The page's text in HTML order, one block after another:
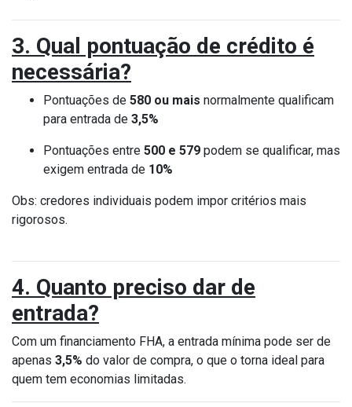
3. Qual pontuação de crédito é
necessária?
Pontuações de 580 ou mais normalmente qualificam
para entrada de 3,5%
Pontuações entre 500 e 579 podem se qualificar, mas
exigem entrada de 10%
Obs: credores individuais podem impor critérios mais
rigorosos.
4. Quanto preciso dar de
entrada?
Com um financiamento FHA, a entrada mínima pode ser de
apenas 3,5% do valor de compra, o que o torna ideal para
quem tem economias limitadas.